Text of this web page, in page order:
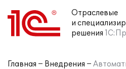
Отраслевые
и
решения
Главная Внедрения